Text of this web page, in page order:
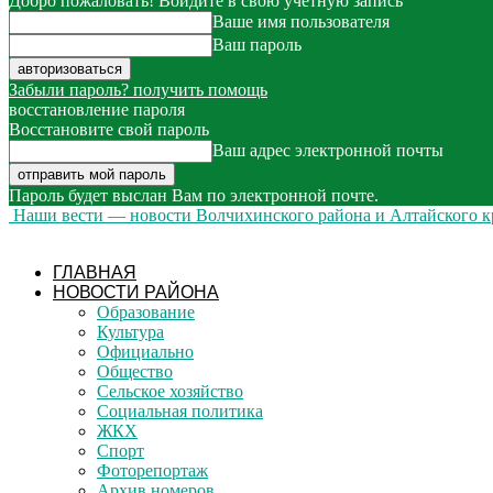
Ваше имя пользователя
Ваш пароль
Забыли пароль? получить помощь
восстановление пароля
Восстановите свой пароль
Ваш адрес электронной почты
Пароль будет выслан Вам по электронной почте.
Наши вести — новости Волчихинского района и Алтайского
ГЛАВНАЯ
НОВОСТИ РАЙОНА
Образование
Культура
Официально
Общество
Сельское хозяйство
Социальная политика
ЖКХ
Спорт
Фоторепортаж